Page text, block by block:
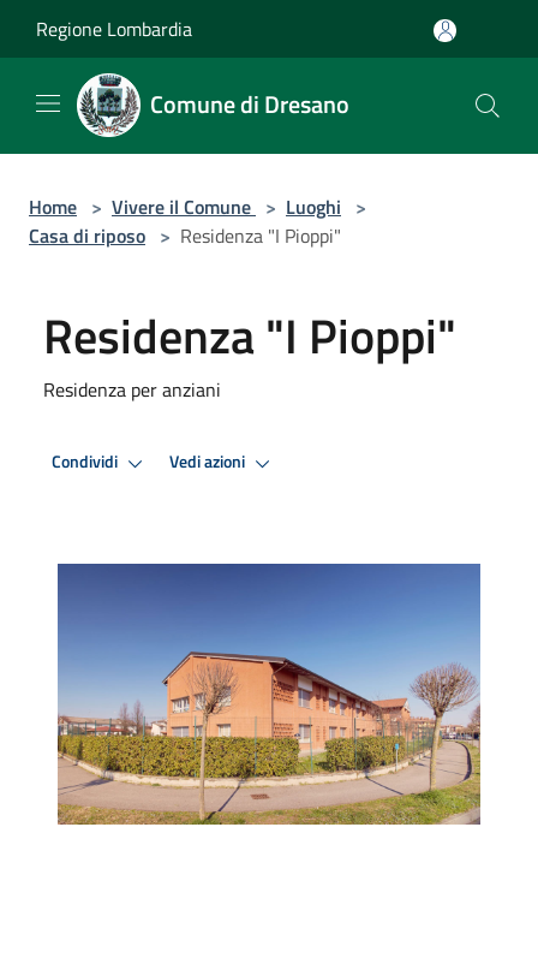
Regione Lombardia
Comune di Dresano
Home > Vivere il Comune > Luoghi >
Casa di riposo > Residenza "I Pioppi"
Residenza "I Pioppi"
Residenza per anziani
Condividi Vedi azioni